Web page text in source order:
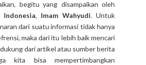
begitu yang disampaikan oleh
Indonesia, Imam Wahyudi. Untuk
dari suatu informasi tidak hanya
maka dari itu lebih baik mencari
dari artikel atau sumber berita
kita bisa mempertimbangkan